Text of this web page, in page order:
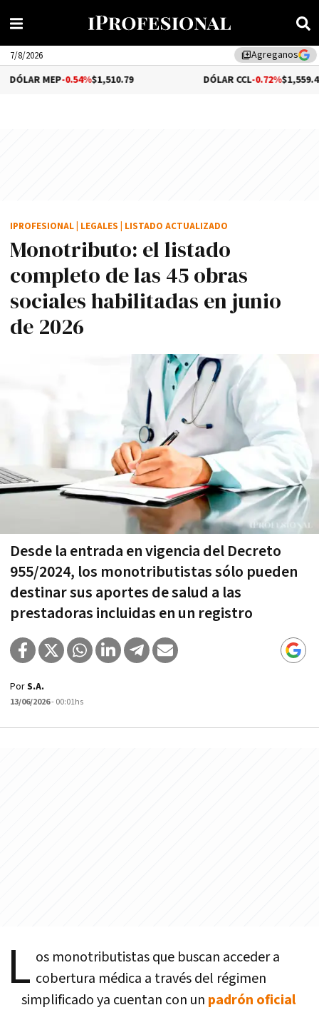
library_addAgreganos
7/8/2026
-0.54%$1,510.79 -0.72%$1,559.41
Monotributo: el listado
completo de las 45 obras
sociales habilitadas en junio
de 2026
Desde la entrada en vigencia del Decreto
955/2024, los monotributistas sólo pueden
destinar sus aportes de salud a las
prestadoras incluidas en un registro
IPROFESIONAL LEGALES LISTADO ACTUALIZADO
PorS.A.
13/06/2026- 00:01hs
L os monotributistas que buscan acceder a
cobertura médica a través del régimen
simplificado ya cuentan con un padrón oficial